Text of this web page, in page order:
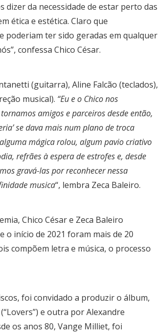
dizer da necessidade de estar perto das
ética e estética. Claro que
poderiam ter sido geradas em qualquer
confessa Chico César.
(guitarra), Aline Falcão (teclados),
musical). “Eu e o Chico nos
amigos e parceiros desde então,
se dava mais num plano de troca
mágica rolou, algum pavio criativo
refrães à espera de estrofes e, desde
gravá-las por reconhecer nessa
musica“, lembra Zeca Baleiro.
Chico César e Zeca Baleiro
o início de 2021 foram mais de 20
compõem letra e música, o processo
foi convidado a produzir o álbum,
e outra por Alexandre
os anos 80, Vange Milliet, foi